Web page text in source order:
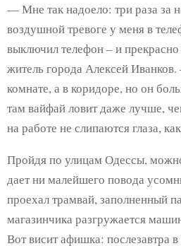
— Мне так надоело: три раза за
воздушной тревоге у меня в
выключил телефон – и
житель города Алексей
комнате, а в коридоре, но он
там вайфай ловит даже лучше,
на работе не слипаются глаза,
Пройдя по улицам Одессы,
дает ни малейшего повода
проехал трамвай, заполненный
магазинчика разгружается
Вот висит афишка: послезавтра